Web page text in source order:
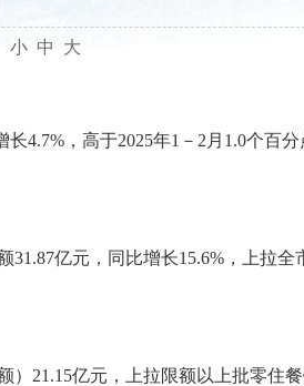
小 中 大
4.7%，高于2025年1－2月1.0个百分
31.87亿元，同比增长15.6%，上拉全
）21.15亿元，上拉限额以上批零住